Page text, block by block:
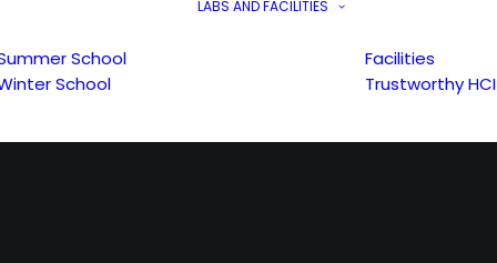
School
School
LABS AND FACILITIES
Facilities
Trustworthy